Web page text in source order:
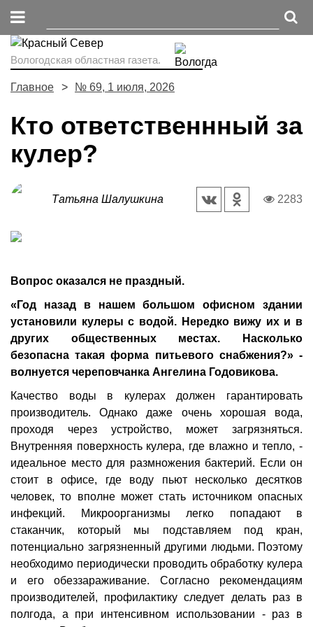
Вологодская областная газета.
Главное № 69, 1 июля, 2026
Кто ответственнный за
кулер?
Татьяна Шалушкина 2283
Вопрос оказался не праздный.
«Год назад в нашем большом офисном здании
установили кулеры с водой. Нередко вижу их и в
других общественных местах. Насколько
безопасна такая форма питьевого снабжения?» -
волнуется череповчанка Ангелина Годовикова.
Качество воды в кулерах должен гарантировать
производитель. Однако даже очень хорошая вода,
проходя через устройство, может загрязняться.
Внутренняя поверхность кулера, где влажно и тепло, -
идеальное место для размножения бактерий. Если он
стоит в офисе, где воду пьют несколько десятков
человек, то вполне может стать источником опасных
инфекций. Микроорганизмы легко попадают в
стаканчик, который мы подставляем под кран,
потенциально загрязненный другими людьми. Поэтому
необходимо периодически проводить обработку кулера
и его обеззараживание. Согласно рекомендациям
производителей, профилактику следует делать раз в
полгода, а при интенсивном использовании - раз в